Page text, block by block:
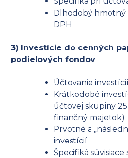
Dlhodobý hmotný
DPH
3) Investície do cenných
podielových fondov
Účtovanie investícií
Krátkodobé
účtovej skupiny
finančný majetok)
Prvotné a
investícií
Špecifiká súvisiace